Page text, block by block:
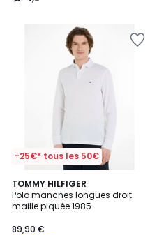
/
-25€* tous les 50€
TOMMY HILFIGER
Polo manches longues droit
maille piquée 1985
89,90 €
4,7
/ 5